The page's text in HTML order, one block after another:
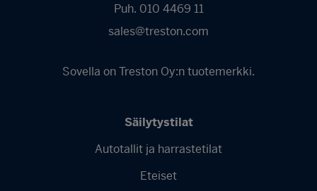
Puh. 010 4469 11
sales@treston.com
Sovella on Treston Oy:n tuotemerkki.
Säilytystilat
Autotallit ja harrastetilat
Eteiset